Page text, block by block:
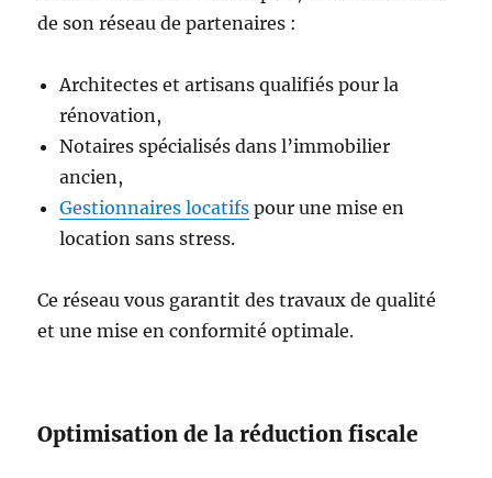
de son réseau de partenaires :
Architectes et artisans qualifiés pour la
rénovation,
Notaires spécialisés dans l’immobilier
ancien,
Gestionnaires locatifs pour une mise en
location sans stress.
Ce réseau vous garantit des travaux de qualité
et une mise en conformité optimale.
Optimisation de la réduction fiscale